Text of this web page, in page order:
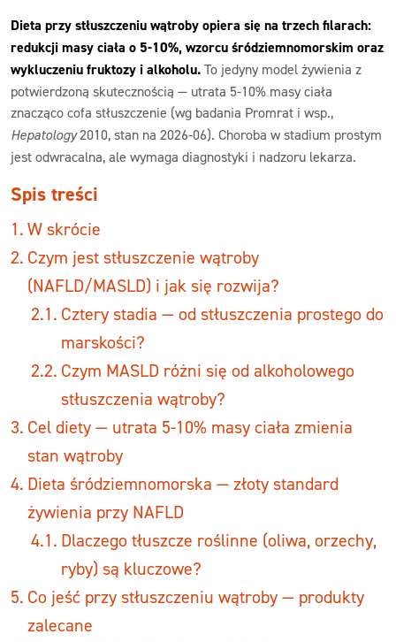
Dieta przy stłuszczeniu wątroby opiera się na trzech filarach:
redukcji masy ciała o 5-10%, wzorcu śródziemnomorskim oraz
wykluczeniu fruktozy i alkoholu. To jedyny model żywienia z
potwierdzoną skutecznością — utrata 5-10% masy ciała
znacząco cofa stłuszczenie (wg badania Promrat i wsp.,
Hepatology2010, stan na 2026-06). Choroba w stadium prostym
jest odwracalna, ale wymaga diagnostyki i nadzoru lekarza.
Spis treści
W skrócie
Czym jest stłuszczenie wątroby
(NAFLD/MASLD) i jak się rozwija?
Cztery stadia — od stłuszczenia prostego do
marskości?
Czym MASLD różni się od alkoholowego
stłuszczenia wątroby?
Cel diety — utrata 5-10% masy ciała zmienia
stan wątroby
Dieta śródziemnomorska — złoty standard
żywienia przy NAFLD
Dlaczego tłuszcze roślinne (oliwa, orzechy,
ryby) są kluczowe?
Co jeść przy stłuszczeniu wątroby — produkty
zalecane